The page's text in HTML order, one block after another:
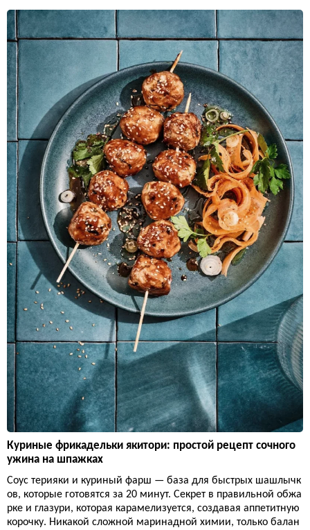
Куриные фрикадельки якитори: простой рецепт сочного
ужина на шпажках
Соус терияки и куриный фарш — база для быстрых шашлычк
ов, которые готовятся за 20 минут. Секрет в правильной обжа
рке и глазури, которая карамелизуется, создавая аппетитную
корочку. Никакой сложной маринадной химии, только балан